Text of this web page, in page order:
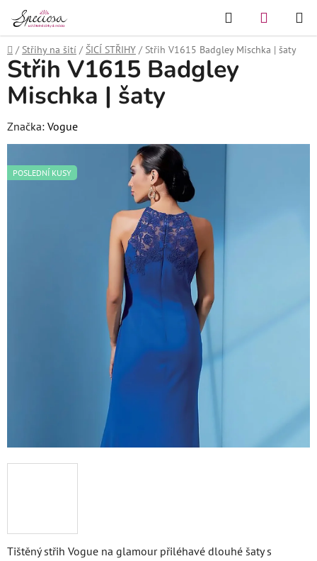
obsah
Hledat
KOŠÍK
Domů
/ Střihy na šití / ŠICÍ STŘIHY / Střih V1615 Badgley Mischka | šaty
Tištěný střih Vogue na glamour přiléhavé dlouhé šaty s
Střih V1615 Badgley
Mischka | šaty
Značka: Vogue
POSLEDNÍ KUSY